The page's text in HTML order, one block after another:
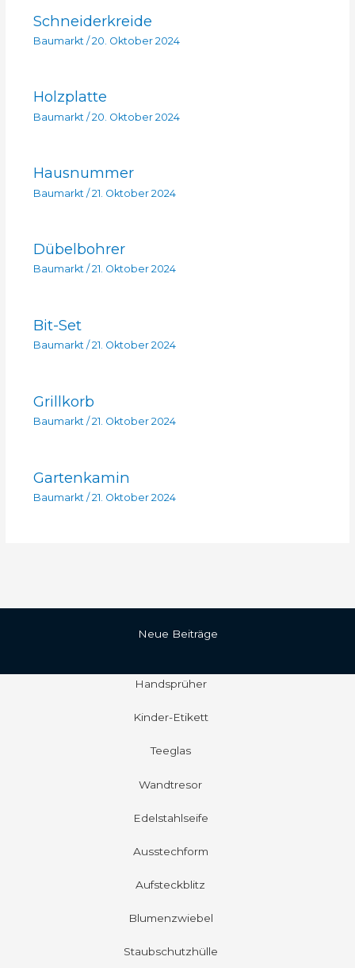
Schneiderkreide
Baumarkt/ 20. Oktober 2024
Holzplatte
Baumarkt / 20. Oktober 2024
Hausnummer
Baumarkt /21. Oktober 2024
Dübelbohrer
Baumarkt/ 21. Oktober 2024
Bit-Set
Baumarkt/ 21. Oktober 2024
Grillkorb
Baumarkt/ 21. Oktober 2024
Gartenkamin
Baumarkt / 21. Oktober 2024
Neue Beiträge
Handsprüher
Kinder-Etikett
Teeglas
Wandtresor
Edelstahlseife
Ausstechform
Aufsteckblitz
Blumenzwiebel
Staubschutzhülle